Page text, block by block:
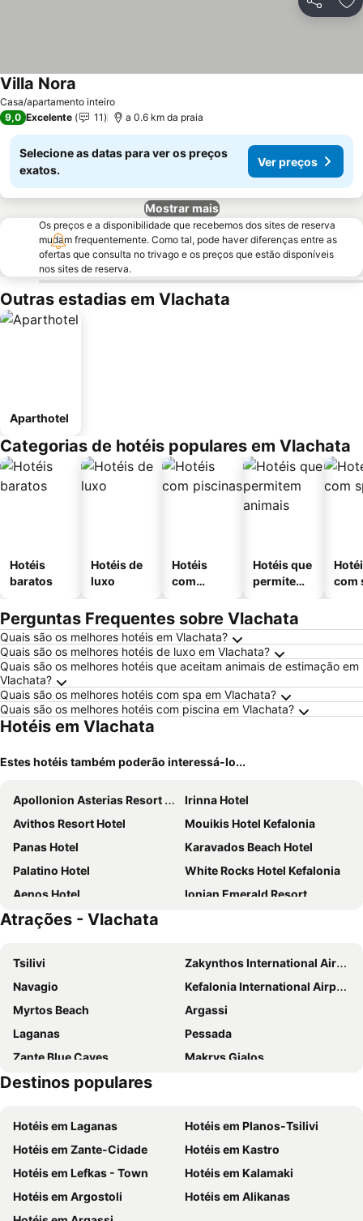
Partilhar
Casa/apartamento inteiro
Villa Nora
9,0 Excelente 11 a 0.6 km da praia
Selecione as datas para ver os preços
exatos.
Ver preços
Mostrar mais
Os preços e a disponibilidade que recebemos dos sites de reserva
mudam frequentemente. Como tal, pode haver diferenças entre as
ofertas que consulta no trivago e os preços que estão disponíveis
nos sites de reserva.
Outras estadias em Vlachata
Aparthotel
Categorias de hotéis populares em Vlachata
Hotéis
baratos
Hotéis de
luxo
Hotéis
com
Hotéis que
permitem
com
Perguntas Frequentes sobre Vlachata
Quais são os melhores hotéis em Vlachata?
Quais são os melhores hotéis de luxo em Vlachata?
Quais são os melhores hotéis que aceitam animais de estimação em
Vlachata?
Quais são os melhores hotéis com spa em Vlachata?
Quais são os melhores hotéis com piscina em Vlachata?
Hotéis em Vlachata
Estes hotéis também poderão interessá-lo...
Apollonion Asterias Resort and Spa
Irinna Hotel
Avithos Resort Hotel
Mouikis Hotel Kefalonia
Panas Hotel
Karavados Beach Hotel
Palatino Hotel
White Rocks Hotel Kefalonia
Aenos Hotel
Ionian Emerald Resort
Astra Village Resort
Nautilos Hotel
Celestial All Suites
Electra Kefalonia Hotel & Spa
Mediterranee
Tourist Boutique Hotel
F ZEEN KEFALONIA - Adults Only
Agios Gerasimos Studios
Simatos Apartments & Studios
Zest @ xi beach
La Signora Hotel
Princess Hotel
Sami Beach Hotel
Argile Resort
Petania Hotel & Apartments
Delfinia
Ideales Resort
Ionis Hotel
Hotel Kourkoumelata
Tetra Retreat Kefalonia
Atrações - Vlachata
Tsilivi
Zakynthos International Airport
Navagio
Kefalonia International Airport
Myrtos Beach
Argassi
Laganas
Pessada
Zante Blue Caves
Makrys Gialos
Milanio Maritime Museum
Monastery of Agios Gerasimos
Spartia Beach
Avithos
Ammes
Ai Chelis
Water Village
Alykes 2
Dafnoudi
Destinos populares
Hotéis em Laganas
Hotéis em Planos-Tsilivi
Hotéis em Zante-Cidade
Hotéis em Kastro
Hotéis em Lefkas - Town
Hotéis em Kalamaki
Hotéis em Argostoli
Hotéis em Alikanas